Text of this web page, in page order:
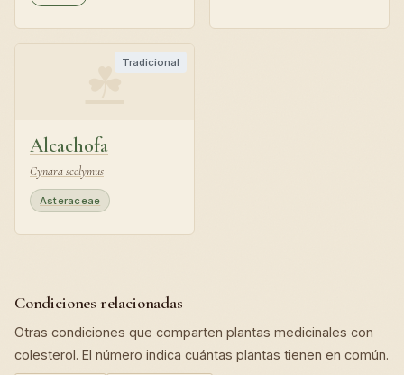
Tradicional
☘
Alcachofa
Cynara scolymus
Asteraceae
Condiciones relacionadas
Otras condiciones que comparten plantas medicinales con
colesterol. El número indica cuántas plantas tienen en común.